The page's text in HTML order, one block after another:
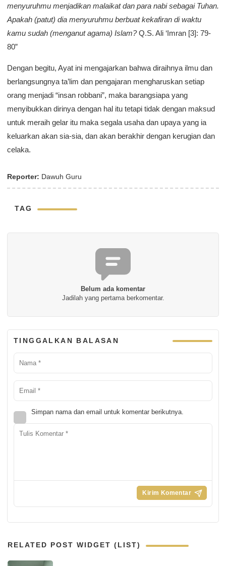
menyuruhmu menjadikan malaikat dan para nabi sebagai Tuhan.
Apakah (patut) dia menyuruhmu berbuat kekafiran di waktu
kamu sudah (menganut agama) Islam?Q.S. Ali ‘Imran [3]: 79-
80”
Dengan begitu, Ayat ini mengajarkan bahwa diraihnya ilmu dan
berlangsungnya ta’lim dan pengajaran mengharuskan setiap
orang menjadi “insan robbani”, maka barangsiapa yang
menyibukkan dirinya dengan hal itu tetapi tidak dengan maksud
untuk meraih gelar itu maka segala usaha dan upaya yang ia
keluarkan akan sia-sia, dan akan berakhir dengan kerugian dan
celaka.
Reporter: Dawuh Guru
TAG
Belum ada komentar
Jadilah yang pertama berkomentar.
TINGGALKAN BALASAN
Simpan nama dan email untuk komentar berikutnya.
RELATED POST WIDGET (LIST)